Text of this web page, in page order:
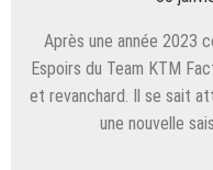
Après une année 2023
Espoirs du Team KTM
et revanchard. Il se sait
une nouvelle